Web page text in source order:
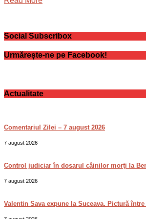
Social Subscribox
Urmărește-ne pe Facebook!
Actualitate
Comentariul Zilei – 7 august 2026
7 august 2026
Control judiciar în dosarul câinilor morți la
7 august 2026
Valentin Sava expune la Suceava. Pictură